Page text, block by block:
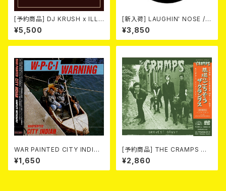
[予約商品] DJ KRUSH x ILL-
BOSSTINO / XO (2CD)(限定
盤) 2026年08月05日発売！
¥5,500
[新入荷] LAUGHIN' NOSE / P
USSY FOR SALE (LP)
¥3,850
WAR PAINTED CITY INDIAN
/ Complete Discography
(CD)
¥1,650
[予約商品] THE CRAMPS ザ・
クランプス / Gravest Gravy
（墓場のごちそう）(CD) 2026.8
月下旬
¥2,860